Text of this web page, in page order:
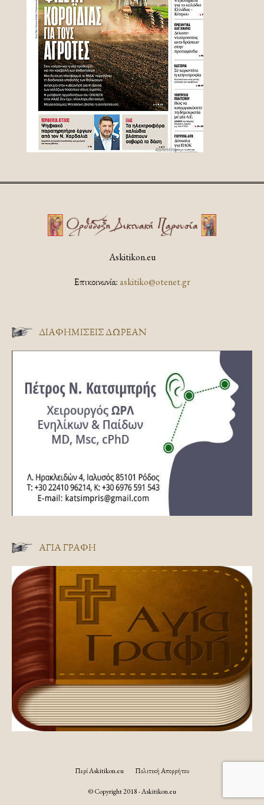
Askitikon.eu
Επικοινωνία:askitiko@otenet.gr
ΔΙΑΦΗΜΊΣΕΙΣ ΔΩΡΕΆΝ
ΑΓΊΑ ΓΡΑΦΉ
Περί Askitikon.eu Πολιτική Απορρήτου
© Copyright 2018 - Askitikon.eu